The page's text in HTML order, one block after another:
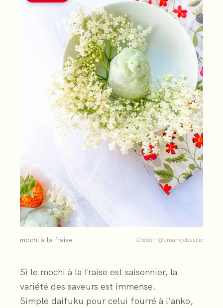
mochi à la fraise Crédit : @amandebasilic
Si le mochi à la fraise est saisonnier, la
variété des saveurs est immense.
Simple daifuku pour celui fourré à l’anko,